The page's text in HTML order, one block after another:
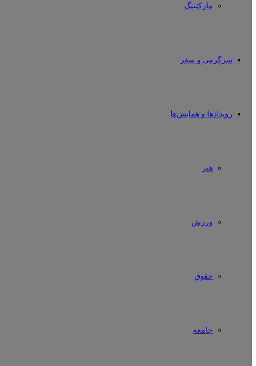
مارکتینگ
سرگرمی و سفر
رویدادها و همایش‌ها
هنر
ورزش
حقوق
جامعه